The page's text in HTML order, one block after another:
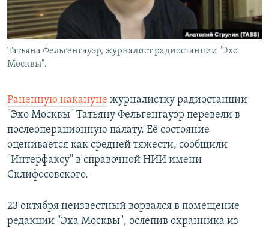
Татьяна Фельгенгауэр, журналист радиостанции "Эхо
Москвы".
Раненную накануне журналистку радиостанции
"Эхо Москвы" Татьяну Фельгенгауэр перевели в
послеоперационную палату. Её состояние
оценивается как средней тяжести, сообщили
"Интерфаксу" в справочной НИИ имени
Склифосовского.
23 октября неизвестный ворвался в помещение
редакции "Эха Москвы", ослепив охранника из